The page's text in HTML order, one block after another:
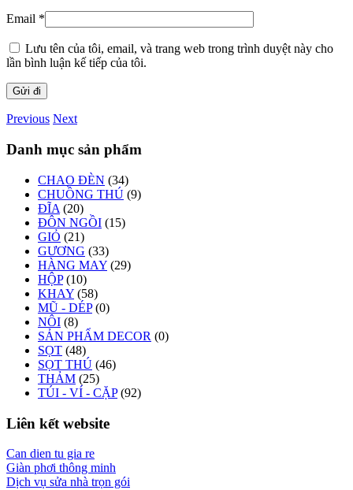
Email *
Lưu tên của tôi, email, và trang web trong trình duyệt này cho
lần bình luận kế tiếp của tôi.
Previous Next
Danh mục sản phẩm
CHAO ĐÈN (34)
CHUỒNG THÚ (9)
ĐĨA (20)
ĐÔN NGỒI (15)
GIỎ (21)
GƯƠNG (33)
HÀNG MAY (29)
HỘP (10)
KHAY (58)
MŨ - DÉP (0)
NÔI (8)
SẢN PHẨM DECOR (0)
SỌT (48)
SỌT THÚ (46)
THẢM (25)
TÚI - VÍ - CẶP (92)
Liên kết website
Can dien tu gia re
Giàn phơi thông minh
Dịch vụ sửa nhà trọn gói